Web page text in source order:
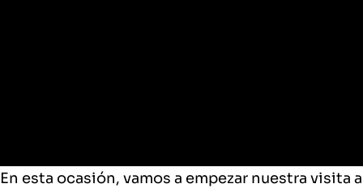
En esta ocasión, vamos a empezar nuestra visita a